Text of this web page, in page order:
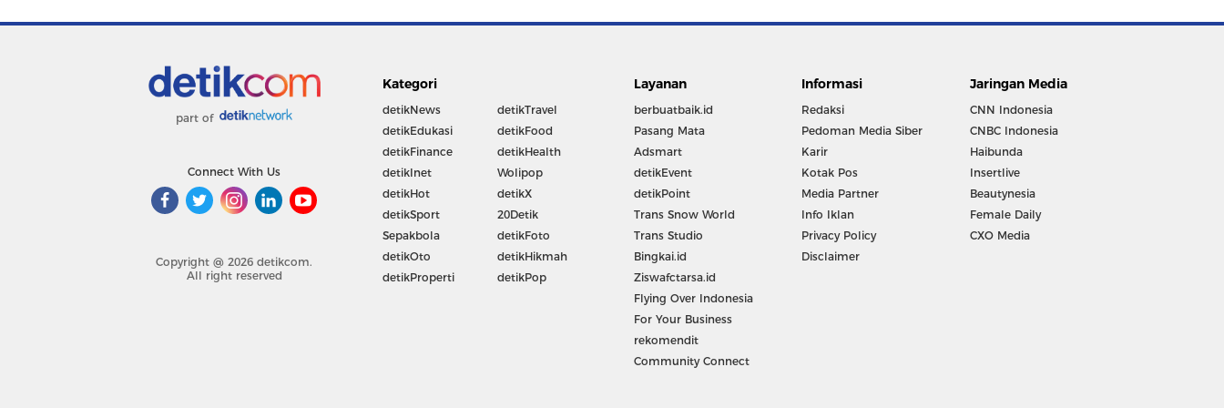
part of
Connect With Us
Copyright @ 2026 detikcom.
All right reserved
Kategori
detikNews
detikEdukasi
detikFinance
detikInet
detikHot
detikSport
Sepakbola
detikOto
detikProperti
detikTravel
detikFood
detikHealth
Wolipop
detikX
20Detik
detikFoto
detikHikmah
detikPop
Layanan
berbuatbaik.id
Pasang Mata
Adsmart
detikEvent
detikPoint
Trans Snow World
Trans Studio
Bingkai.id
Ziswafctarsa.id
Flying Over Indonesia
For Your Business
rekomendit
Community Connect
Informasi
Redaksi
Pedoman Media Siber
Karir
Kotak Pos
Media Partner
Info Iklan
Privacy Policy
Disclaimer
Jaringan Media
CNN Indonesia
CNBC Indonesia
Haibunda
Insertlive
Beautynesia
Female Daily
CXO Media